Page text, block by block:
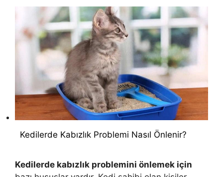
Kedilerde Kabızlık Problemi Nasıl Önlenir?
Kedilerde kabızlık problemini önlemek için